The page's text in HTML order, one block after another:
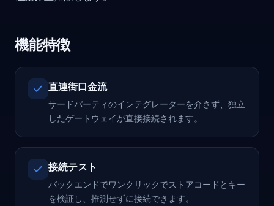
機能特徴
直連街口金流
サードパーティのインテグレーターを介さず、独立
したゲートウェイが直接接続されます。
接続テスト
バックエンドでワンクリックでストアコードとキー
を検証し、推測せずに接続できます。